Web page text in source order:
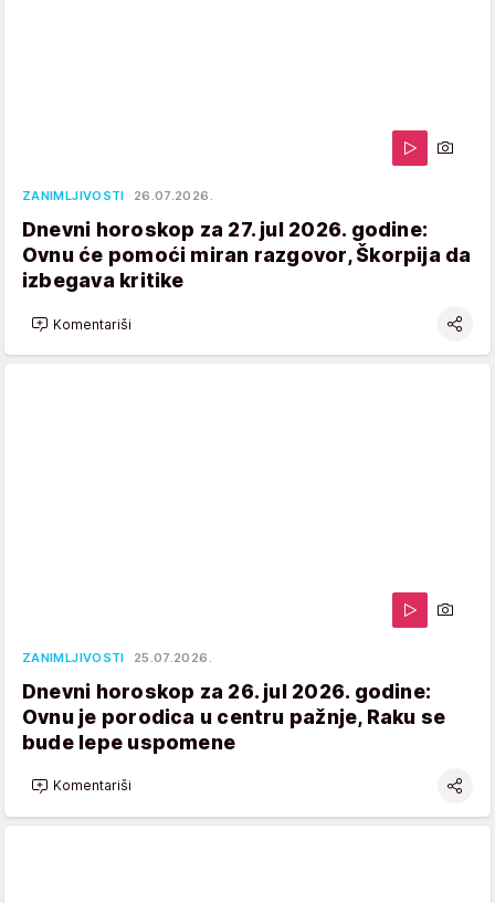
ZANIMLJIVOSTI 26.07.2026.
Dnevni horoskop za 27. jul 2026. godine:
Ovnu će pomoći miran razgovor, Škorpija da
izbegava kritike
Komentariši
ZANIMLJIVOSTI 25.07.2026.
Dnevni horoskop za 26. jul 2026. godine:
Ovnu je porodica u centru pažnje, Raku se
bude lepe uspomene
Komentariši